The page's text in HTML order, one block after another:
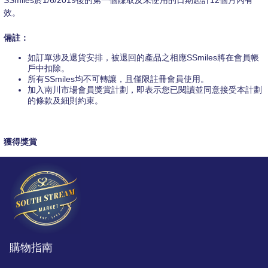
效。
備註：
如訂單涉及退貨安排，被退回的產品之相應SSmiles將在會員帳
戶中扣除。
所有SSmiles均不可轉讓，且僅限註冊會員使用。
加入南川市場會員獎賞計劃，即表示您已閱讀並同意接受本計劃
的條款及細則約束。
獲得獎賞
購物指南